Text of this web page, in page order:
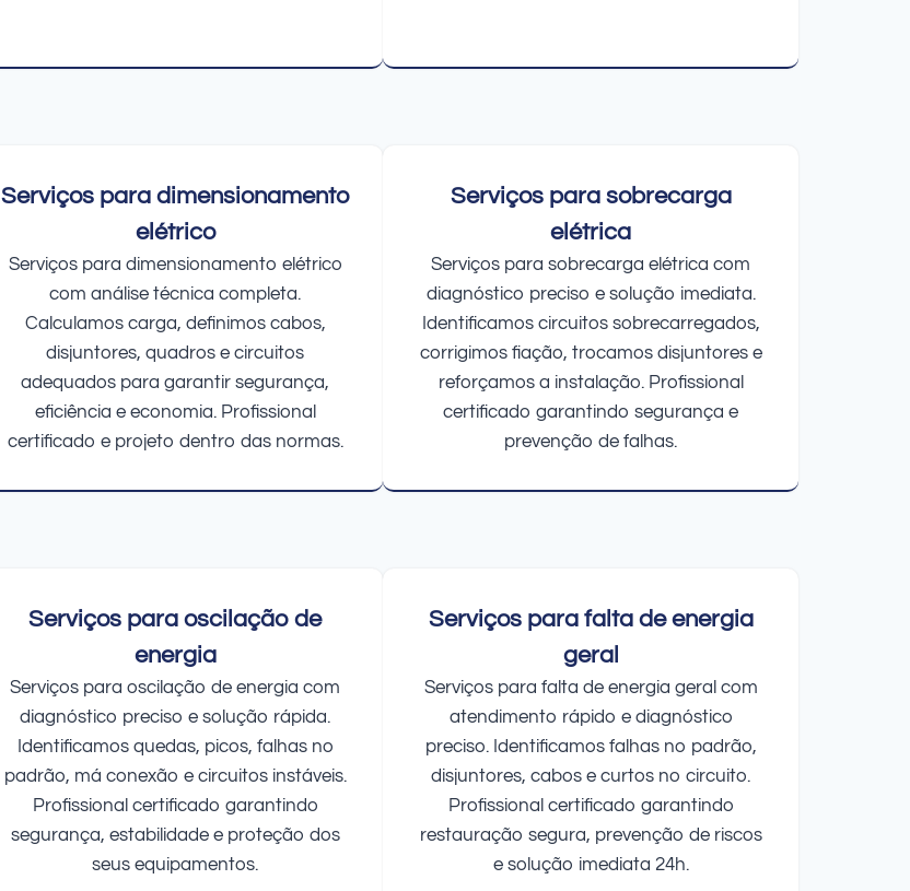
Serviços para dimensionamento
elétrico
Serviços para dimensionamento elétrico
com análise técnica completa.
Calculamos carga, definimos cabos,
disjuntores, quadros e circuitos
adequados para garantir segurança,
eficiência e economia. Profissional
certificado e projeto dentro das normas.
Serviços para sobrecarga
elétrica
Serviços para sobrecarga elétrica com
diagnóstico preciso e solução imediata.
Identificamos circuitos sobrecarregados,
corrigimos fiação, trocamos disjuntores e
reforçamos a instalação. Profissional
certificado garantindo segurança e
prevenção de falhas.
Serviços para oscilação de
energia
Serviços para oscilação de energia com
diagnóstico preciso e solução rápida.
Identificamos quedas, picos, falhas no
padrão, má conexão e circuitos instáveis.
Profissional certificado garantindo
segurança, estabilidade e proteção dos
seus equipamentos.
Serviços para falta de energia
geral
Serviços para falta de energia geral com
atendimento rápido e diagnóstico
preciso. Identificamos falhas no padrão,
disjuntores, cabos e curtos no circuito.
Profissional certificado garantindo
restauração segura, prevenção de riscos
e solução imediata 24h.